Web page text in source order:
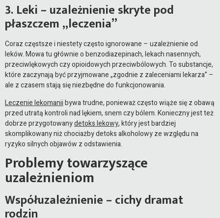
3. Leki – uzależnienie skryte pod
płaszczem „leczenia”
Coraz częstsze i niestety często ignorowane – uzależnienie od
leków. Mowa tu głównie o benzodiazepinach, lekach nasennych,
przeciwlękowych czy opioidowych przeciwbólowych. To substancje,
które zaczynają być przyjmowane „zgodnie z zaleceniami lekarza” –
ale z czasem stają się niezbędne do funkcjonowania.
Leczenie lekomaniibywa trudne, ponieważ często wiąże się z obawą
przed utratą kontroli nad lękiem, snem czy bólem. Konieczny jest też
dobrze przygotowanydetoks lekowy, który jest bardziej
skomplikowany niż chociażby detoks alkoholowy ze względu na
ryzyko silnych objawów z odstawienia.
Problemy towarzyszące
uzależnieniom
Współuzależnienie – cichy dramat
rodzin